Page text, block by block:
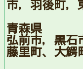
市，羽後町，
青森県
弘前市，黒石
藤里町、大鰐